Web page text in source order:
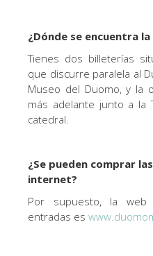
¿Dónde se encuentra
Tienes dos billeterías
que discurre paralela al
Museo del Duomo, y la
más adelante junto a la
catedral.
¿Se pueden comprar
internet?
Por supuesto, la web
entradas es